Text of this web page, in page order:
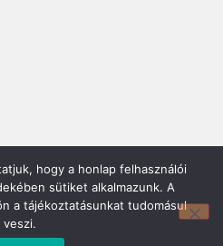
u. 29
hogy a honlap felhasználói
sütiket alkalmazunk. A
a tájékoztatásunkat tudomásul
veszi.